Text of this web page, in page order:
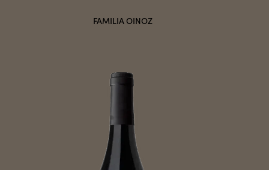
FAMILIA OINOZ